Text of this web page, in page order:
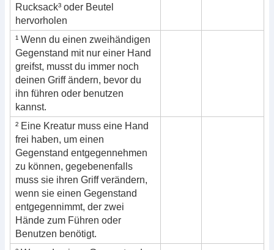
Rucksack³ oder Beutel
hervorholen
¹ Wenn du einen zweihändigen
Gegenstand mit nur einer Hand
greifst, musst du immer noch
deinen Griff ändern, bevor du
ihn führen oder benutzen
kannst.
² Eine Kreatur muss eine Hand
frei haben, um einen
Gegenstand entgegennehmen
zu können, gegebenenfalls
muss sie ihren Griff verändern,
wenn sie einen Gegenstand
entgegennimmt, der zwei
Hände zum Führen oder
Benutzen benötigt.